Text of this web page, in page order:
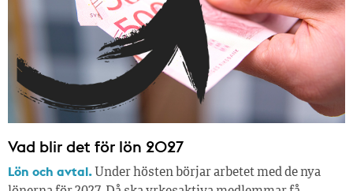
Vad blir det för lön 2027
Lön och avtal. Under hösten börjar arbetet med de nya